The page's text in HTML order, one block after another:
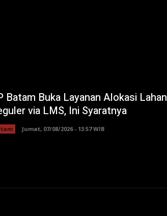
Batam Buka Layanan Alokasi Lahan
via LMS, Ini Syaratnya
Jumat, 07/08/2026 - 13:57 WIB